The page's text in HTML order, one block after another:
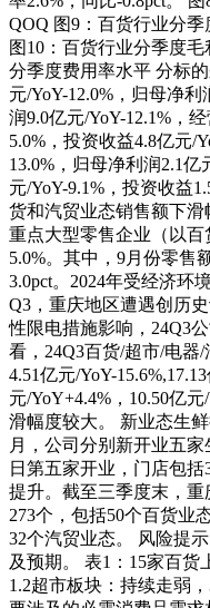
QOQ 图9：百货行业分
图10：百货行业分季度
分季度费用率水平 分标
元/YoY-12.0%，归母净利
润9.0亿元/YoY-12.1%，
5.0%，投资收益4.8亿元/
13.0%，归母净利润2.1亿
元/YoY-9.1%，投资收益
货和汽贸业态销售额下滑
重点大型零售企业（以
5.0%。其中，9月份零售
3.0pct。2024年受经济环
Q3，重庆地区遭遇创历
性限电措施影响，24Q3
看，24Q3百货/超市/电器
4.51亿元/YoY-
元/YoY+4.4%，10.50亿
滑幅度较大。 新业态生
月，公司分别新开业五
日第五家开业，门店包
提升。截至三季度末，
273个，包括50个百货业
32个汽贸业态。 风险提
及预期。 表1：15家百货
1.2超市板块：持续走弱